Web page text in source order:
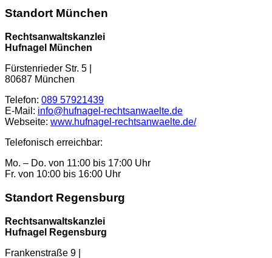
Standort München
Rechtsanwaltskanzlei
Hufnagel München
Fürstenrieder Str. 5
80687 München
Telefon: 089 57921439
E-Mail: info@hufnagel-rechtsanwaelte.de
Webseite: www.hufnagel-rechtsanwaelte.de/
Telefonisch erreichbar:
Mo. – Do. von 11:00 bis 17:00 Uhr
Fr. von 10:00 bis 16:00 Uhr
Standort Regensburg
Rechtsanwaltskanzlei
Hufnagel Regensburg
Frankenstraße 9 |